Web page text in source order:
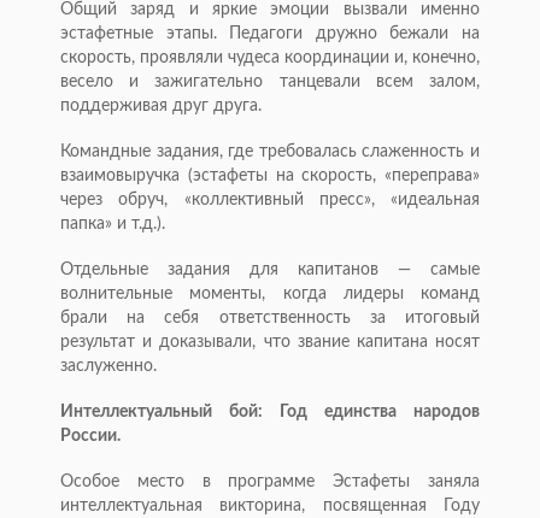
Общий заряд и яркие эмоции вызвали именно
эстафетные этапы. Педагоги дружно бежали на
скорость, проявляли чудеса координации и, конечно,
весело и зажигательно танцевали всем залом,
поддерживая друг друга.
Командные задания, где требовалась слаженность и
взаимовыручка (эстафеты на скорость, «переправа»
через обруч, «коллективный пресс», «идеальная
папка» и т.д.).
Отдельные задания для капитанов — самые
волнительные моменты, когда лидеры команд
брали на себя ответственность за итоговый
результат и доказывали, что звание капитана носят
заслуженно.
Интеллектуальный бой: Год единства народов
России.
Особое место в программе Эстафеты заняла
интеллектуальная викторина, посвященная Году